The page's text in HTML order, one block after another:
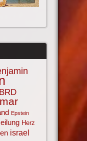
BRD
Epstein
Herz
israel